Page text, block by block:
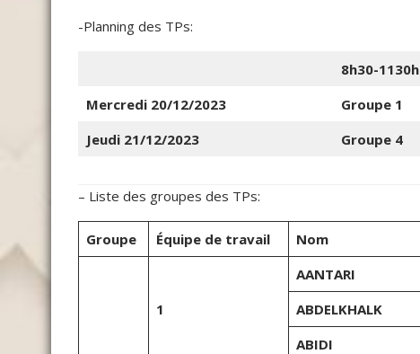
-Planning des TPs:
8h30-1130h
Mercredi 20/12/2023
Groupe 1
Jeudi 21/12/2023
Groupe 4
– Liste des groupes des TPs:
Groupe Équipe de travail Nom
1
AANTARI
ABDELKHALK
ABIDI